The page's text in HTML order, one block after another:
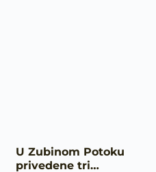
U Zubinom Potoku
privedene tri…